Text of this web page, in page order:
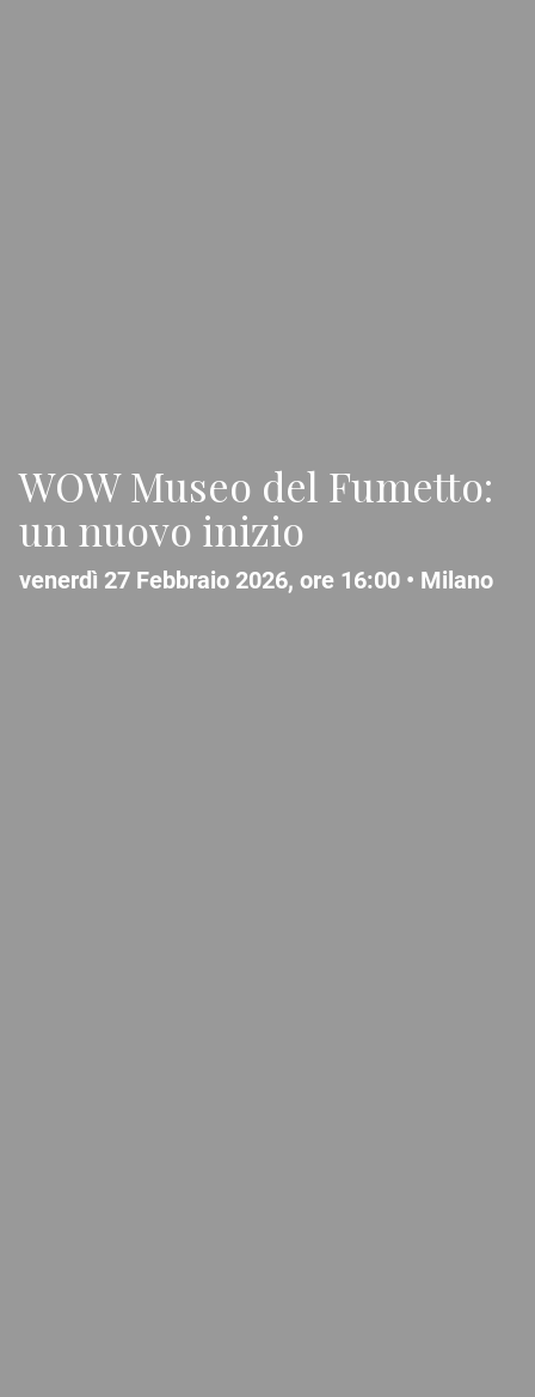
WOW Museo del Fumetto:
un nuovo inizio
venerdì 27 Febbraio 2026, ore 16:00 • Milano